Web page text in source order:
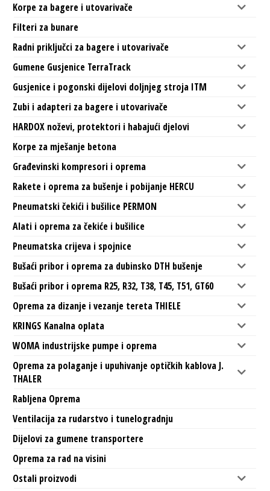
Korpe za bagere i utovarivače
Filteri za bunare
Radni priključci za bagere i utovarivače
Gumene Gusjenice TerraTrack
Gusjenice i pogonski dijelovi doljnjeg stroja ITM
Zubi i adapteri za bagere i utovarivače
HARDOX noževi, protektori i habajući djelovi
Korpe za mješanje betona
Građevinski kompresori i oprema
Rakete i oprema za bušenje i pobijanje HERCU
Pneumatski čekići i bušilice PERMON
Alati i oprema za čekiće i bušilice
Pneumatska crijeva i spojnice
Bušaći pribor i oprema za dubinsko DTH bušenje
Bušaći pribor i oprema R25, R32, T38, T45, T51, GT60
Oprema za dizanje i vezanje tereta THIELE
KRINGS Kanalna oplata
WOMA industrijske pumpe i oprema
Oprema za polaganje i upuhivanje optičkih kablova J.
THALER
Rabljena Oprema
Ventilacija za rudarstvo i tunelogradnju
Dijelovi za gumene transportere
Oprema za rad na visini
Ostali proizvodi